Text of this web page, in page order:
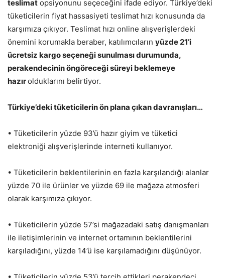
teslimat opsiyonunu seçeceğini ifade ediyor. Türkiye’deki
tüketicilerin fiyat hassasiyeti teslimat hızı konusunda da
karşımıza çıkıyor. Teslimat hızı online alışverişlerdeki
önemini korumakla beraber, katılımcıların yüzde 21’i
ücretsiz kargo seçeneği sunulması durumunda,
perakendecinin öngöreceği süreyi beklemeye
hazırolduklarını belirtiyor.
Türkiye’deki tüketicilerin ön plana çıkan davranışları…
• Tüketicilerin yüzde 93’ü hazır giyim ve tüketici
elektroniği alışverişlerinde interneti kullanıyor.
• Tüketicilerin beklentilerinin en fazla karşılandığı alanlar
yüzde 70 ile ürünler ve yüzde 69 ile mağaza atmosferi
olarak karşımıza çıkıyor.
• Tüketicilerin yüzde 57’si mağazadaki satış danışmanları
ile iletişimlerinin ve internet ortamının beklentilerini
karşıladığını, yüzde 14’ü ise karşılamadığını düşünüyor.